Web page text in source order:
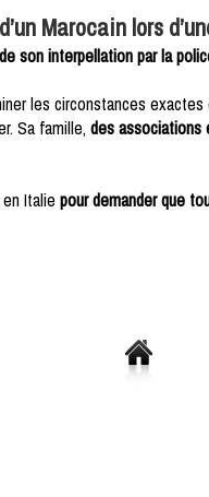
Marocain lors
son interpellation par la
les circonstances exactes
Sa famille, des associations
Italie pour demander que